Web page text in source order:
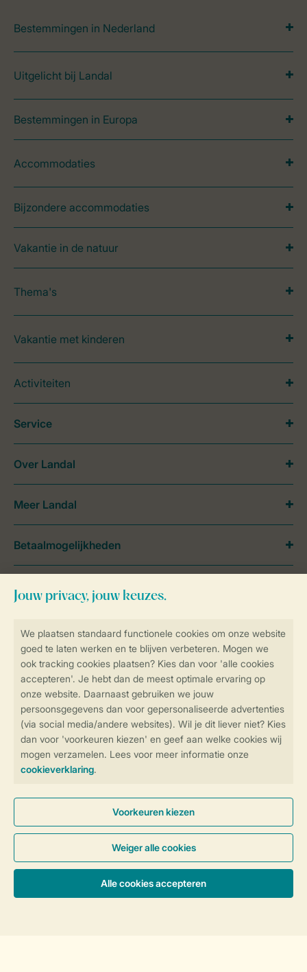
Veilig en snel online boeken
Bestemmingen in Nederland
Uitgelicht bij Landal
Bestemmingen in Europa
Accommodaties
Bijzondere accommodaties
Vakantie in de natuur
Thema's
Vakantie met kinderen
Activiteiten
Service & contact
Bekijk deveelgestelde vragenof
neem contact op met het Contact Center.
Follow Us
facebookinstagramtiktok youtube
Vakantietips & inspiratie?
Service
Over Landal
Meer Landal
Betaalmogelijkheden